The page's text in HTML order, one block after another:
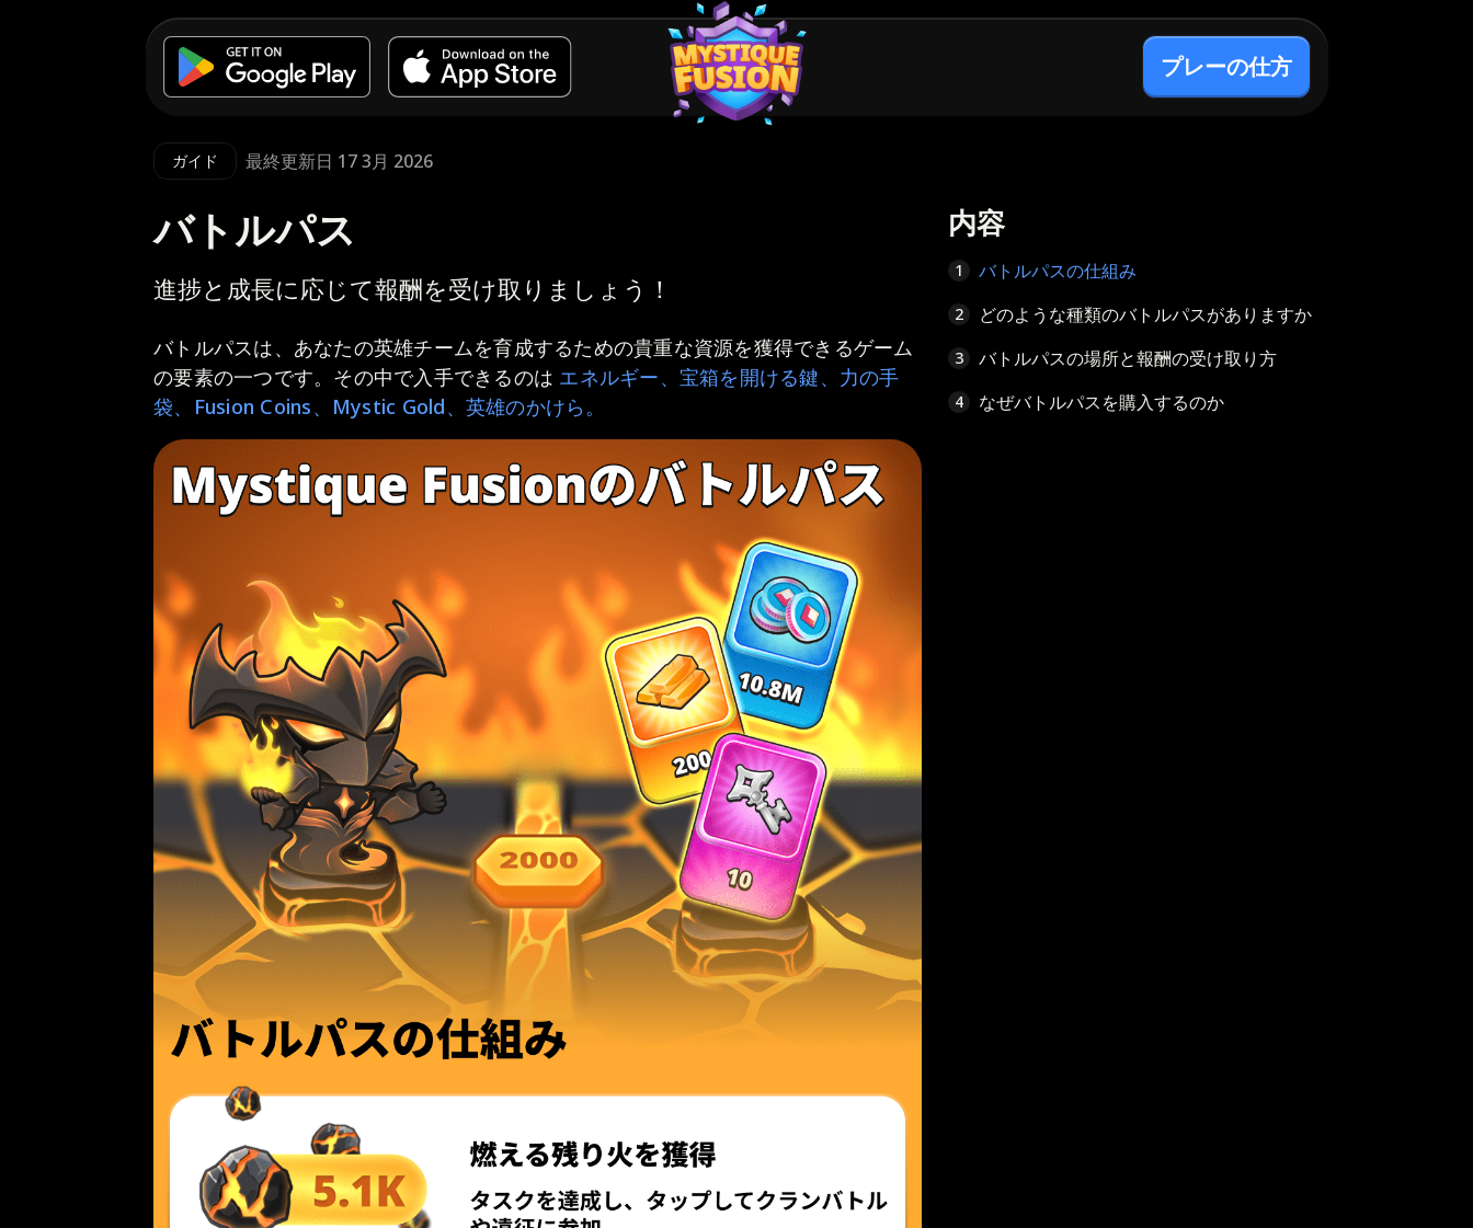
プレーの仕方
ガイド 最終更新日 17 3月 2026
バトルパス
進捗と成長に応じて報酬を受け取りましょう！
バトルパスは、あなたの英雄チームを育成するための貴重な資源を獲得できるゲーム
の要素の一つです。その中で入手できるのは エネルギー、宝箱を開ける鍵、力の手
袋、Fusion Coins、Mystic Gold、英雄のかけら。
内容
1 バトルパスの仕組み
2 どのような種類のバトルパスがありますか
3 バトルパスの場所と報酬の受け取り方
4 なぜバトルパスを購入するのか